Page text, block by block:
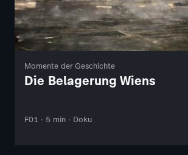
Momente der Geschichte
Die Belagerung Wiens
F01 · 5 min · Doku